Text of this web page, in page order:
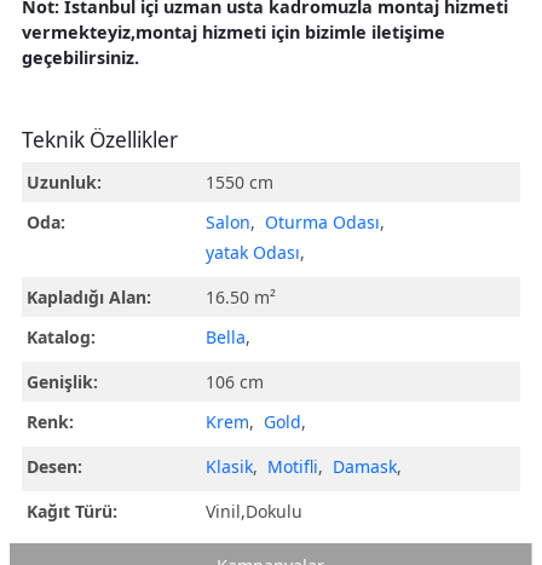
Not: İstanbul içi uzman usta kadromuzla montaj hizmeti
vermekteyiz,montaj hizmeti için bizimle iletişime
geçebilirsiniz.
Teknik Özellikler
Uzunluk:
1550 cm
Oda:
Salon, Oturma Odası,
yatak Odası,
Kapladığı Alan:
16.50 m²
Katalog:
Bella,
Genişlik:
106 cm
Renk:
Krem, Gold,
Desen:
Klasik, Motifli, Damask,
Kağıt Türü:
Vinil,Dokulu